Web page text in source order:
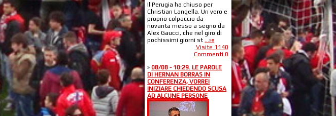
Il Perugia ha chiuso per
Christian Langella. Un vero e
proprio colpaccio da
novanta messo a segno da
Alex Gaucci, che nel giro di
pochissimi giorni st
...»»
Visite 1140
Commenti 0
»08/08 - 10:29. LE PAROLE
DI HERNAN BORRAS IN
CONFERENZA, VORREI
INIZIARE CHIEDENDO SCUSA
AD ALCUNE PERSONE